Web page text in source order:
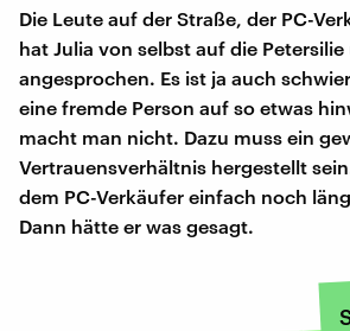
Die Leute auf der Straße, der PC-
hat Julia von selbst auf die
angesprochen. Es ist ja auch
eine fremde Person auf so etwas
macht man nicht. Dazu muss ein
Vertrauensverhältnis hergestellt
dem PC-Verkäufer einfach noch
Dann hätte er was gesagt.